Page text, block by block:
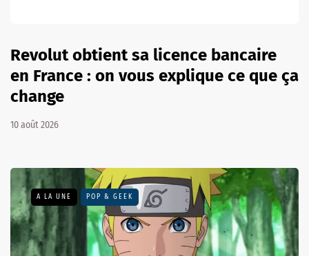
Revolut obtient sa licence bancaire
en France : on vous explique ce que ça
change
10 août 2026
A LA UNE POP & GEEK